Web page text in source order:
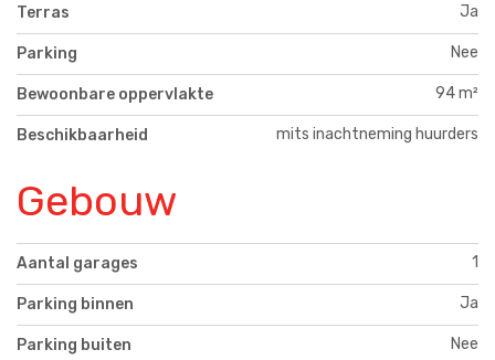
Terras Ja
Parking Nee
Bewoonbare oppervlakte 94 m²
Beschikbaarheid mits inachtneming huurders
Gebouw
Aantal garages 1
Parking binnen Ja
Parking buiten Nee